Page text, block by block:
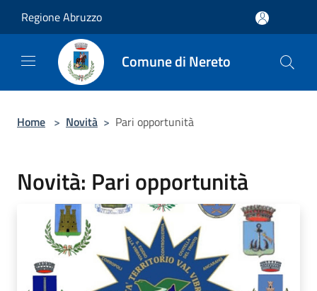
Regione Abruzzo
Comune di Nereto
Home > Novità > Pari opportunità
Novità: Pari opportunità